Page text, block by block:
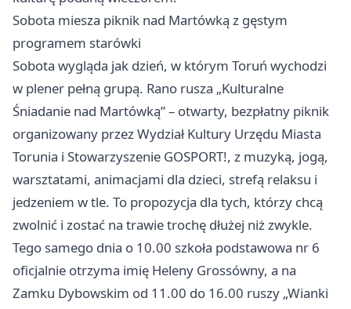
Sobota miesza piknik nad Martówką z gęstym
programem starówki
Sobota wygląda jak dzień, w którym Toruń wychodzi
w plener pełną grupą. Rano rusza „Kulturalne
Śniadanie nad Martówką” – otwarty, bezpłatny piknik
organizowany przez Wydział Kultury Urzędu Miasta
Torunia i Stowarzyszenie GOSPORT!, z muzyką, jogą,
warsztatami, animacjami dla dzieci, strefą relaksu i
jedzeniem w tle. To propozycja dla tych, którzy chcą
zwolnić i zostać na trawie trochę dłużej niż zwykle.
Tego samego dnia o 10.00 szkoła podstawowa nr 6
oficjalnie otrzyma imię Heleny Grossówny, a na
Zamku Dybowskim od 11.00 do 16.00 ruszy „Wianki